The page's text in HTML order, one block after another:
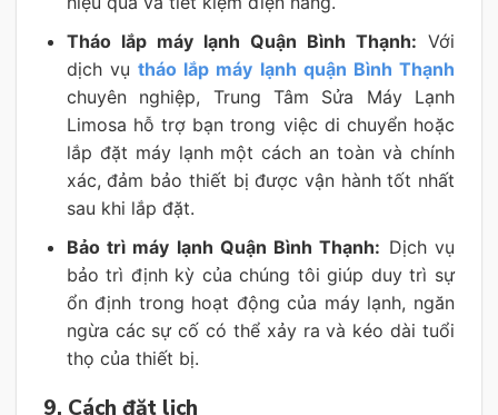
Tháo lắp máy lạnh Quận Bình Thạnh: Với
dịch vụtháo lắp máy lạnh quận Bình Thạnh
chuyên nghiệp, Trung Tâm Sửa Máy Lạnh
Limosa hỗ trợ bạn trong việc di chuyển hoặc
lắp đặt máy lạnh một cách an toàn và chính
xác, đảm bảo thiết bị được vận hành tốt nhất
sau khi lắp đặt.
Bảo trì máy lạnh Quận Bình Thạnh: Dịch vụ
bảo trì định kỳ của chúng tôi giúp duy trì sự
ổn định trong hoạt động của máy lạnh, ngăn
ngừa các sự cố có thể xảy ra và kéo dài tuổi
thọ của thiết bị.
9. Cách đặt lịch